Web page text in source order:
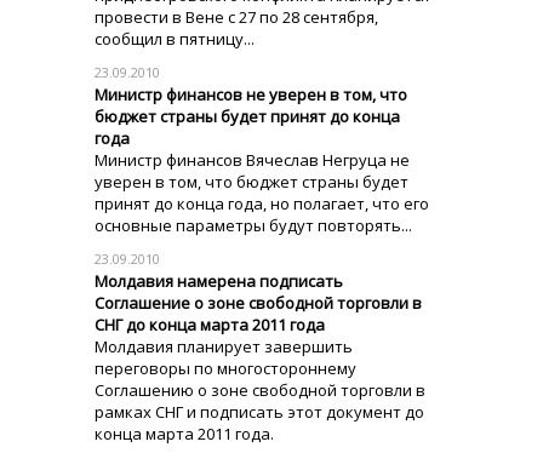
провести в Вене с 27 по 28 сентября,
сообщил в пятницу...
23.09.2010
Министр финансов не уверен в том, что
бюджет страны будет принят до конца
года
Министр финансов Вячеслав Негруца не
уверен в том, что бюджет страны будет
принят до конца года, но полагает, что его
основные параметры будут повторять...
23.09.2010
Молдавия намерена подписать
Соглашение о зоне свободной торговли в
СНГ до конца марта 2011 года
Молдавия планирует завершить
переговоры по многостороннему
Соглашению о зоне свободной торговли в
рамках СНГ и подписать этот документ до
конца марта 2011 года.